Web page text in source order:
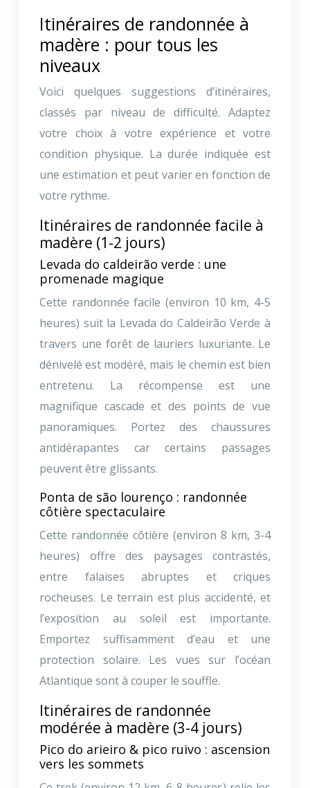
Itinéraires de randonnée à
madère : pour tous les
niveaux
Voici quelques suggestions d’itinéraires,
classés par niveau de difficulté. Adaptez
votre choix à votre expérience et votre
condition physique. La durée indiquée est
une estimation et peut varier en fonction de
votre rythme.
Itinéraires de randonnée facile à
madère (1-2 jours)
Levada do caldeirão verde : une
promenade magique
Cette randonnée facile (environ 10 km, 4-5
heures) suit la Levada do Caldeirão Verde à
travers une forêt de lauriers luxuriante. Le
dénivelé est modéré, mais le chemin est bien
entretenu. La récompense est une
magnifique cascade et des points de vue
panoramiques. Portez des chaussures
antidérapantes car certains passages
peuvent être glissants.
Ponta de são lourenço : randonnée
côtière spectaculaire
Cette randonnée côtière (environ 8 km, 3-4
heures) offre des paysages contrastés,
entre falaises abruptes et criques
rocheuses. Le terrain est plus accidenté, et
l’exposition au soleil est importante.
Emportez suffisamment d’eau et une
protection solaire. Les vues sur l’océan
Atlantique sont à couper le souffle.
Itinéraires de randonnée
modérée à madère (3-4 jours)
Pico do arieiro & pico ruivo : ascension
vers les sommets